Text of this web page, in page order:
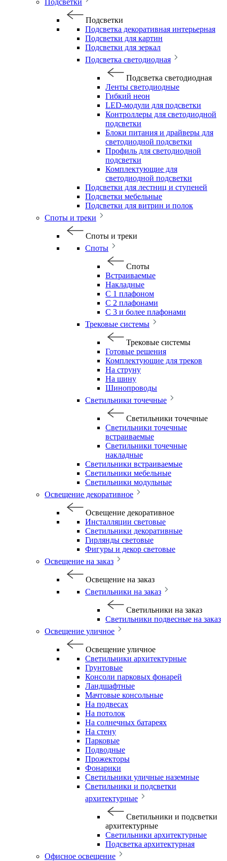
Подсветки
Подсветки
Подсветка декоративная интерьерная
Подсветки для картин
Подсветки для зеркал
Подсветка светодиодная
Подсветка светодиодная
Ленты светодиодные
Гибкий неон
LED-модули для подсветки
Контроллеры для светодиодной
подсветки
Блоки питания и драйверы для
светодиодной подсветки
Профиль для светодиодной
подсветки
Комплектующие для
светодиодной подсветки
Подсветки для лестниц и ступеней
Подсветки мебельные
Подсветки для витрин и полок
Споты и треки
Споты и треки
Споты
Споты
Встраиваемые
Накладные
С 1 плафоном
С 2 плафонами
С 3 и более плафонами
Трековые системы
Трековые системы
Готовые решения
Комплектующие для треков
На струну
На шину
Шинопроводы
Светильники точечные
Светильники точечные
Светильники точечные
встраиваемые
Светильники точечные
накладные
Светильники встраиваемые
Светильники мебельные
Светильники модульные
Освещение декоративное
Освещение декоративное
Инсталляции световые
Светильники декоративные
Гирлянды световые
Фигуры и декор световые
Освещение на заказ
Освещение на заказ
Светильники на заказ
Светильники на заказ
Светильники подвесные на заказ
Освещение уличное
Освещение уличное
Светильники архитектурные
Грунтовые
Консоли парковых фонарей
Ландшафтные
Мачтовые консольные
На подвесах
На потолок
На солнечных батареях
На стену
Парковые
Подводные
Прожекторы
Фонарики
Светильники уличные наземные
Светильники и подсветки
архитектурные
Светильники и подсветки
архитектурные
Светильники архитектурные
Подсветка архитектурная
Офисное освещение